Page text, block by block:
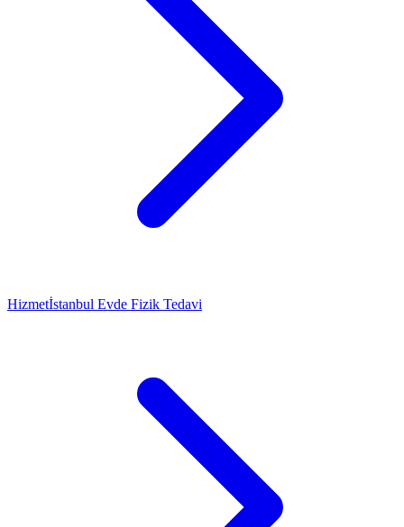
Hizmetİstanbul Evde Fizik Tedavi